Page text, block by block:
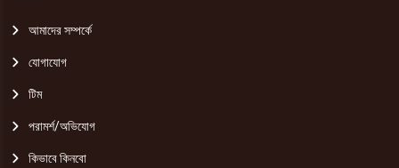
আমাদের সম্পর্কে
যোগাযোগ
টিম
পরামর্শ/অভিযোগ
কিভাবে কিনবো